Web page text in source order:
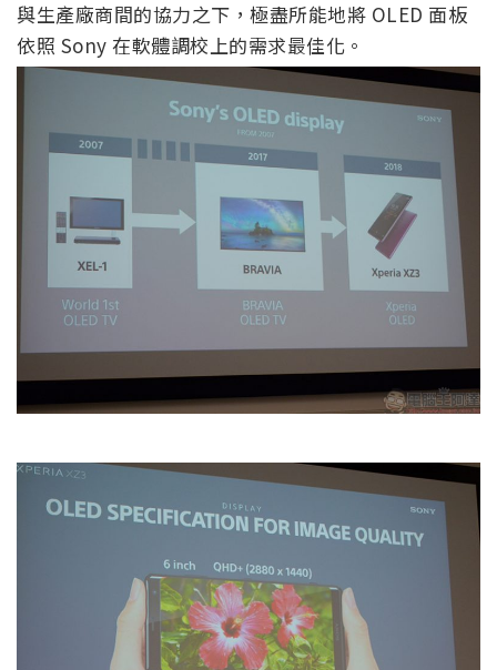
與生產廠商間的協力之下，極盡所能地將 OLED 面板
依照 Sony 在軟體調校上的需求最佳化。